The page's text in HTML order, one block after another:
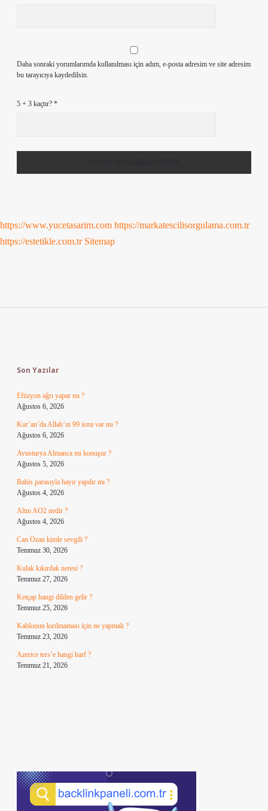
Daha sonraki yorumlarımda kullanılması için adım, e-posta adresim ve site adresim
bu tarayıcıya kaydedilsin.
5 + 3 kaçtır? *
https://www.yucetasarim.com https://markatescilisorgulama.com.tr
https://estetikle.com.tr Sitemap
Son Yazılar
Efüzyon ağrı yapar mı ?
Ağustos 6, 2026
Kur’an’da Allah’ın 99 ismi var mı ?
Ağustos 6, 2026
Avusturya Almanca mı konuşur ?
Ağustos 5, 2026
Bahis parasıyla hayır yapılır mı ?
Ağustos 4, 2026
Altın AO2 nedir ?
Ağustos 4, 2026
Can Ozan kimle sevgili ?
Temmuz 30, 2026
Kulak kıkırdak neresi ?
Temmuz 27, 2026
Ketçap hangi dilden gelir ?
Temmuz 25, 2026
Kablonun kırılmaması için ne yapmalı ?
Temmuz 23, 2026
Azerice ters’e hangi harf ?
Temmuz 21, 2026